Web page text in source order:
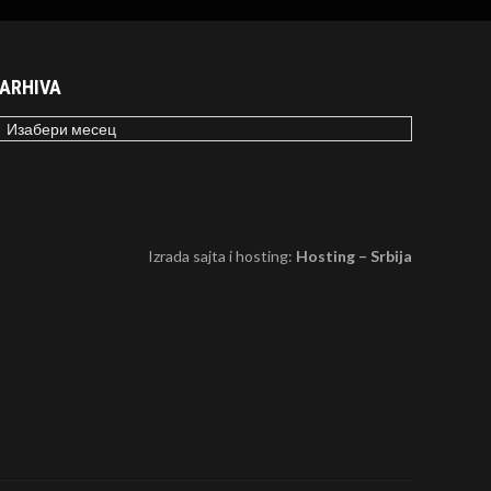
Izrada sajta i hosting: Hosting – Srbija